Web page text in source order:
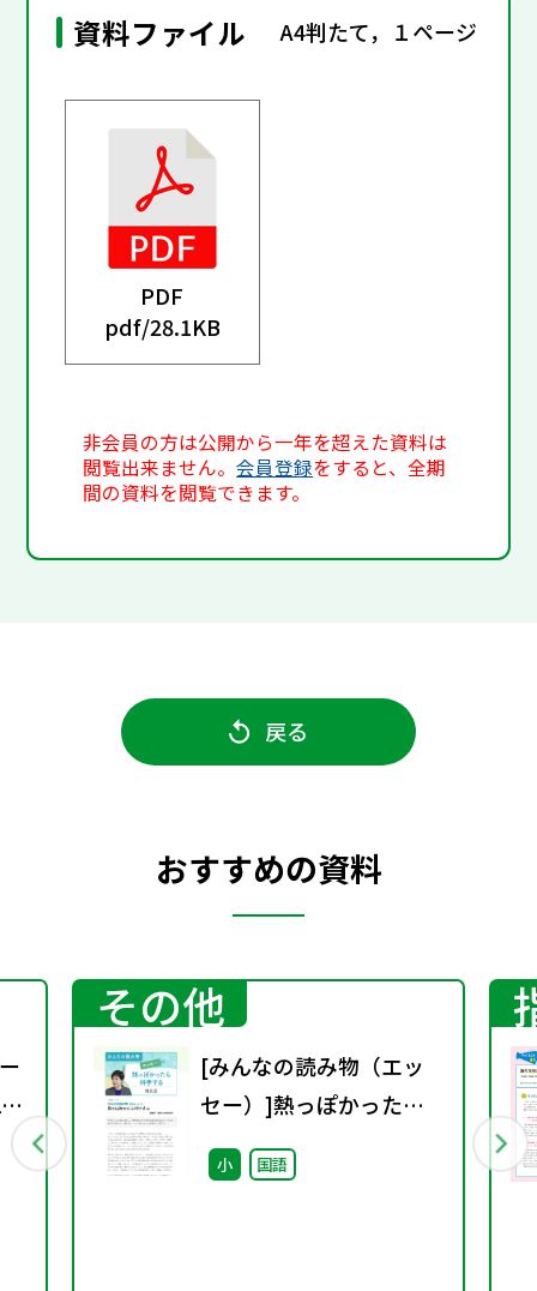
資料ファイル A4判たて，１ページ
PDF
pdf/28.1KB
非会員の方は公開から一年を超えた資料は
閲覧出来ません。会員登録をすると、全期
間の資料を閲覧できます。
戻る
おすすめの資料
その他
[みんなの読み物（エッ
セー）]熱っぽかったら
科学する
小 国語